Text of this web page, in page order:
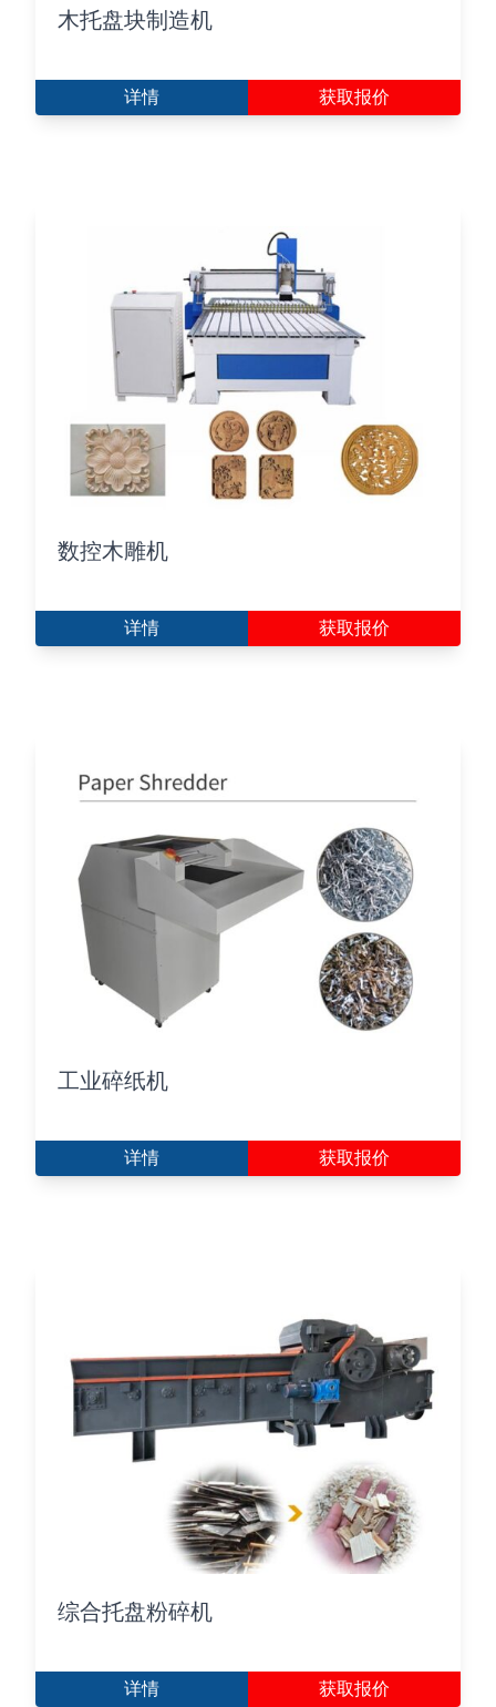
木托盘块制造机
详情 获取报价
数控木雕机
详情 获取报价
工业碎纸机
详情 获取报价
综合托盘粉碎机
详情 获取报价